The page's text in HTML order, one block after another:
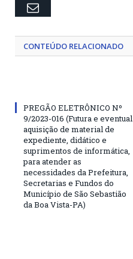
Email
CONTEÚDO RELACIONADO
PREGÃO ELETRÔNICO Nº
9/2023-016 (Futura e eventual
aquisição de material de
expediente, didático e
suprimentos de informática,
para atender as
necessidades da Prefeitura,
Secretarias e Fundos do
Município de São Sebastião
da Boa Vista-PA)